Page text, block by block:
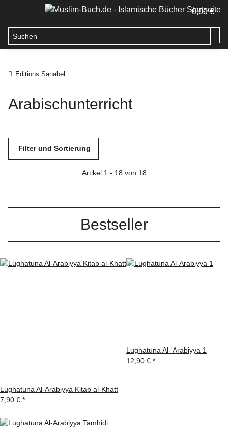
0,00 €
Editions Sanabel
Arabischunterricht
Filter und Sortierung
Artikel 1 - 18 von 18
Bestseller
Lughatuna Al-Arabiyya Kitab al-Khatt
7,90 € *
Lughatuna Al-'Arabiyya 1
12,90 € *